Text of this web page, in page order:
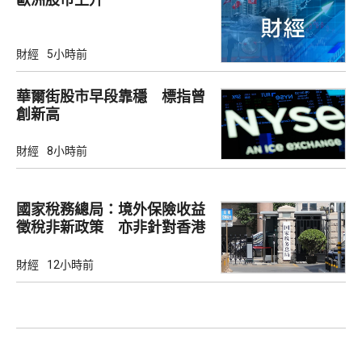
財經 5小時前
華爾街股市早段靠穩 標指曾
創新高
財經 8小時前
國家稅務總局：境外保險收益
徵稅非新政策 亦非針對香港
財經 12小時前